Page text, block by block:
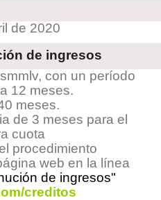
de 2020
de ingresos
con un período
12 meses.
meses.
de 3 meses para el
cuota
procedimiento
web en la línea
de ingresos"
creditos